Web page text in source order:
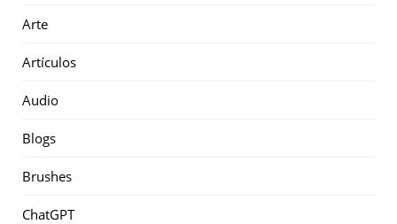
Arte
Artículos
Audio
Blogs
Brushes
ChatGPT